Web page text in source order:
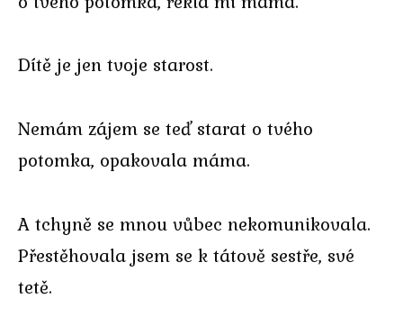
Dítě je jen tvoje starost.
Nemám zájem se teď starat o tvého
potomka, opakovala máma.
A tchyně se mnou vůbec nekomunikovala.
Přestěhovala jsem se k tátově sestře, své
tetě.